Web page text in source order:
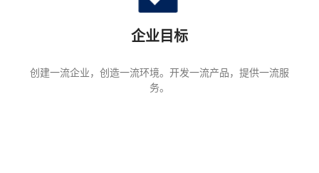
企业目标
创建一流企业，创造一流环境。开发一流产品，提供一流服
务。